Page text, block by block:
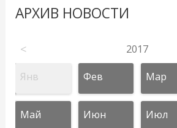
АРХИВ НОВОСТИ
< 2017
Янв Фев Мар
Май Июн Июл